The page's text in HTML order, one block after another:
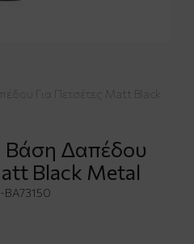
Για Πετσέτες Matt Black
Βάση Δαπέδου
Black Metal
BA73150